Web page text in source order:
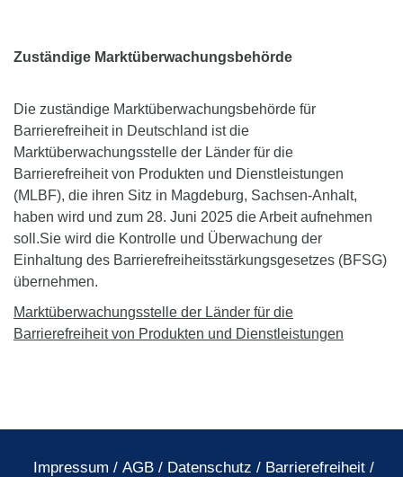
Zuständige Marktüberwachungsbehörde
Die zuständige Marktüberwachungsbehörde für
Barrierefreiheit in Deutschland ist die
Marktüberwachungsstelle der Länder für die
Barrierefreiheit von Produkten und Dienstleistungen
(MLBF), die ihren Sitz in Magdeburg, Sachsen-Anhalt,
haben wird und zum 28. Juni 2025 die Arbeit aufnehmen
soll.Sie wird die Kontrolle und Überwachung der
Einhaltung des Barrierefreiheitsstärkungsgesetzes (BFSG)
übernehmen.
Marktüberwachungsstelle der Länder für die
Barrierefreiheit von Produkten und Dienstleistungen
Impressum / AGB / Datenschutz / Barrierefreiheit /